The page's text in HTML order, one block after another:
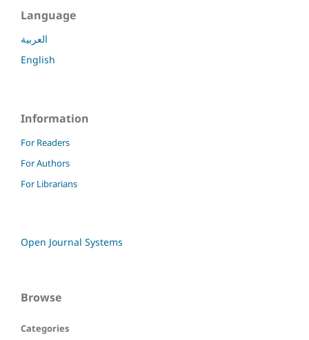
Language
العربية
English
Information
For Readers
For Authors
For Librarians
Open Journal Systems
Browse
Categories